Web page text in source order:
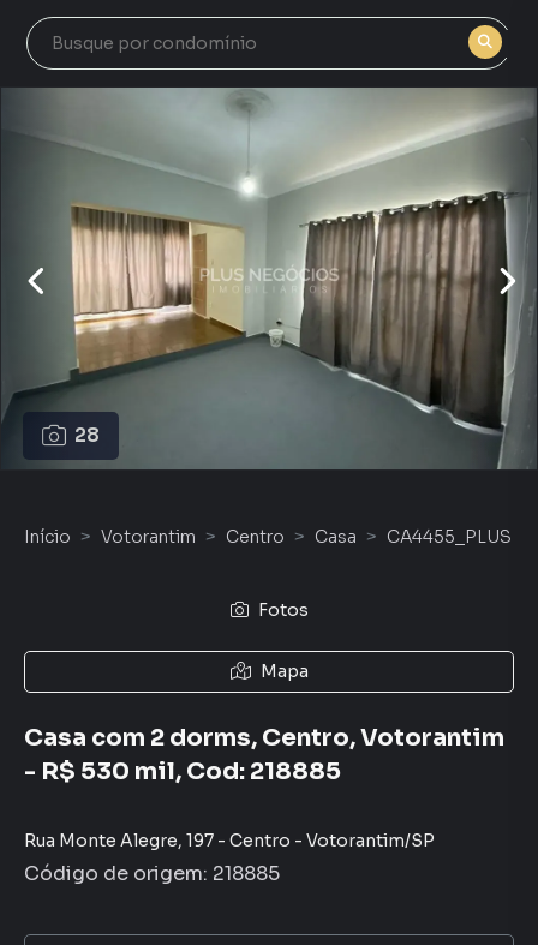
28
Início Votorantim Centro Casa CA4455_PLUS
Fotos
Mapa
Casa com 2 dorms, Centro, Votorantim
- R$ 530 mil, Cod: 218885
Rua Monte Alegre, 197 - Centro - Votorantim/SP
Código de origem: 218885